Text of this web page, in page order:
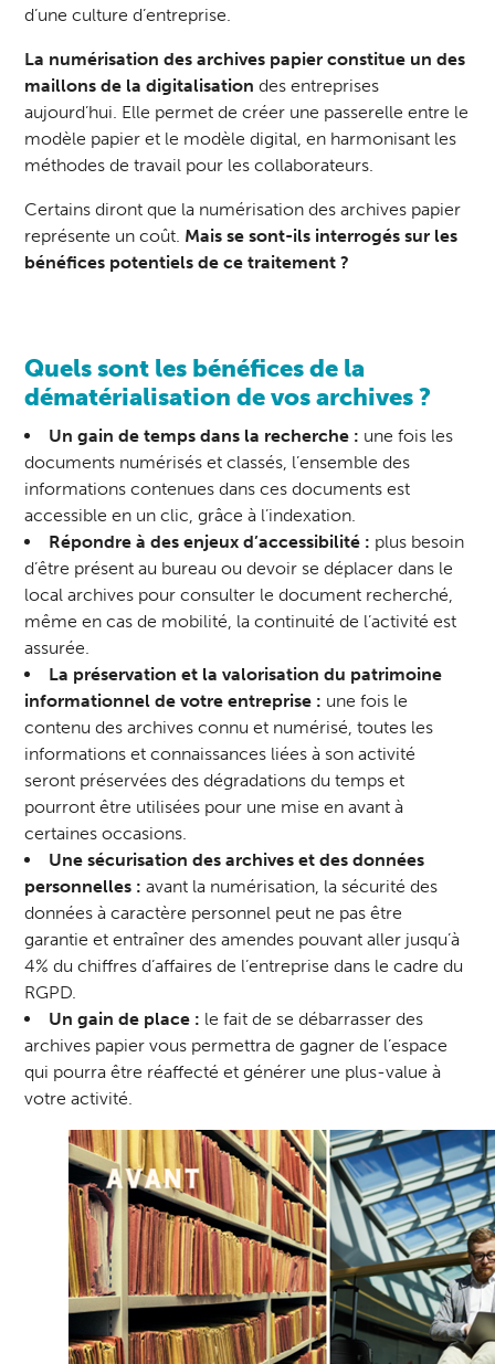
d’une culture d’entreprise.
La numérisation des archives papier constitue un des
maillons de la digitalisation des entreprises
aujourd’hui. Elle permet de créer une passerelle entre le
modèle papier et le modèle digital, en harmonisant les
méthodes de travail pour les collaborateurs.
Certains diront que la numérisation des archives papier
représente un coût. Mais se sont-ils interrogés sur les
bénéfices potentiels de ce traitement ?
Quels sont les bénéfices de la
dématérialisation de vos archives ?
Un gain de temps dans la recherche : une fois les
documents numérisés et classés, l’ensemble des
informations contenues dans ces documents est
accessible en un clic, grâce à l’indexation.
Répondre à des enjeux d’accessibilité : plus besoin
d’être présent au bureau ou devoir se déplacer dans le
local archives pour consulter le document recherché,
même en cas de mobilité, la continuité de l’activité est
assurée.
La préservation et la valorisation du patrimoine
informationnel de votre entreprise : une fois le
contenu des archives connu et numérisé, toutes les
informations et connaissances liées à son activité
seront préservées des dégradations du temps et
pourront être utilisées pour une mise en avant à
certaines occasions.
Une sécurisation des archives et des données
personnelles : avant la numérisation, la sécurité des
données à caractère personnel peut ne pas être
garantie et entraîner des amendes pouvant aller jusqu’à
4% du chiffres d’affaires de l’entreprise dans le cadre du
RGPD.
Un gain de place : le fait de se débarrasser des
archives papier vous permettra de gagner de l’espace
qui pourra être réaffecté et générer une plus-value à
votre activité.